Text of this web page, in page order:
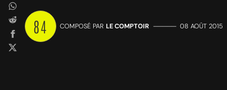
84 COMPOSÉ PAR LE COMPTOIR ————— 08 AOÛT 2015